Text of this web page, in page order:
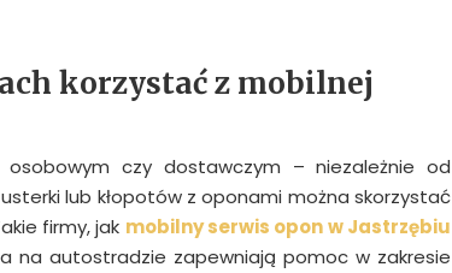
korzystać z mobilnej
czy dostawczym – niezależnie od
lub kłopotów z oponami można skorzystać
firmy, jak mobilny serwis opon w Jastrzębiu
na autostradzie zapewniają pomoc w zakresie